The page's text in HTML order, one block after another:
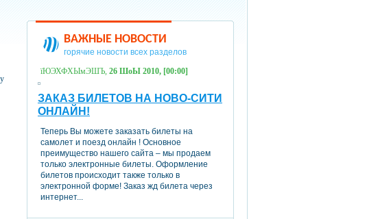
ВАЖНЫЕ НОВОСТИ
горячие новости всех разделов
їЮЭХФХЫмЭШЪ, 26 ШоЫ 2010, [00:00]
ЗАКАЗ БИЛЕТОВ НА НОВО-СИТИ
ОНЛАЙН!
Теперь Вы можете заказать билеты на
самолет и поезд онлайн ! Основное
преимущество нашего сайта – мы продаем
только электронные билеты. Оформление
билетов происходит также только в
электронной форме! Заказ жд билета через
интернет...